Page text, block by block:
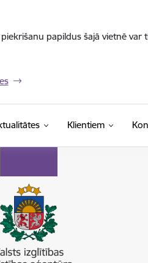
papildus šajā vietnē
Klientiem